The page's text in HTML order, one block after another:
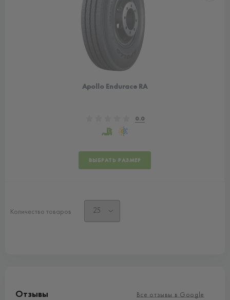
Apollo Endurace RA
0.0
ВЫБРАТЬ РАЗМЕР
Количество товаров
Отзывы Все отзывы в Google